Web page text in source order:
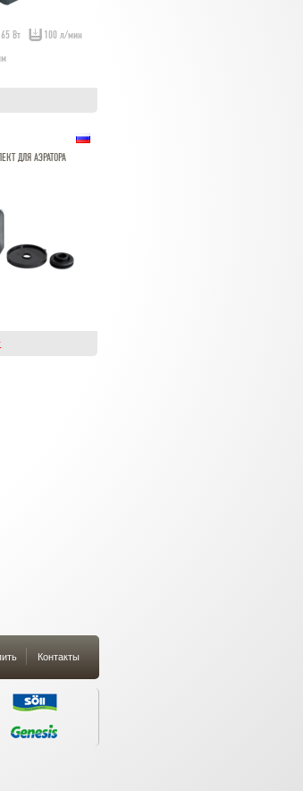
65 Вт
100 л/мин
ДЛЯ АЭРАТОРА
Контакты